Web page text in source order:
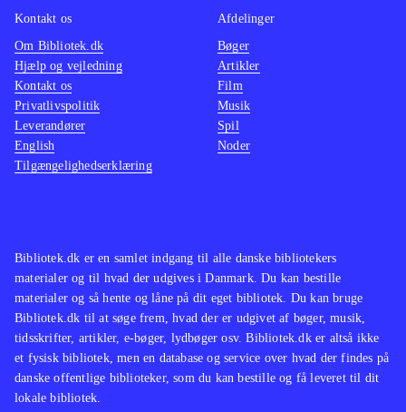
Bibliotek.dk er en samlet indgang til alle danske bibliotekers
materialer og til hvad der udgives i Danmark. Du kan bestille
materialer og så hente og låne på dit eget bibliotek. Du kan bruge
Bibliotek.dk til at søge frem, hvad der er udgivet af bøger, musik,
tidsskrifter, artikler, e-bøger, lydbøger osv. Bibliotek.dk er altså ikke
et fysisk bibliotek, men en database og service over hvad der findes på
danske offentlige biblioteker, som du kan bestille og få leveret til dit
lokale bibliotek.
Kontakt os
Om Bibliotek.dk
Hjælp og vejledning
Kontakt os
Privatlivspolitik
Leverandører
English
Tilgængelighedserklæring
Afdelinger
Bøger
Artikler
Film
Musik
Spil
Noder